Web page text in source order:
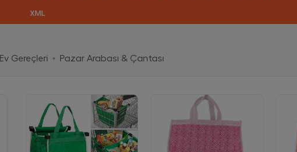
XML
Ev Gereçleri Pazar Arabası & Çantası